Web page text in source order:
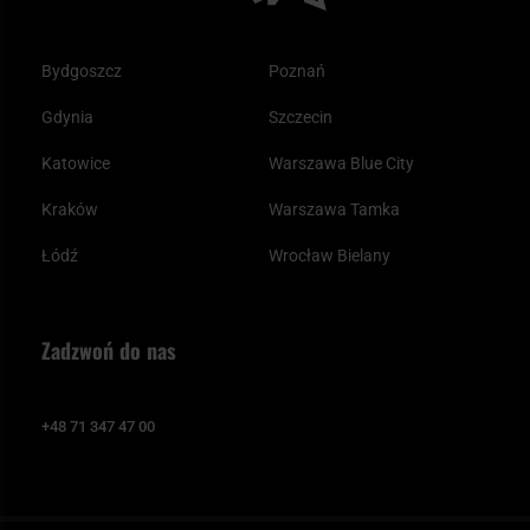
Bydgoszcz
Gdynia
Katowice
Kraków
Łódź
Poznań
Szczecin
Warszawa Blue City
Warszawa Tamka
Wrocław Bielany
Zadzwoń do nas
+48 71 347 47 00